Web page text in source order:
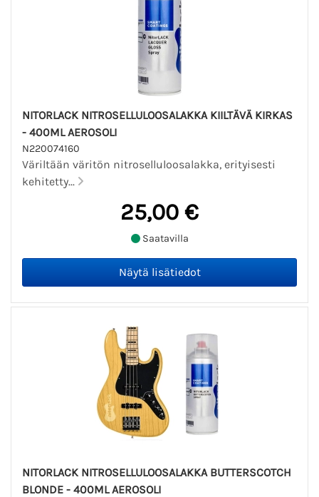
NITORLACK NITROSELLULOOSALAKKA KIILTÄVÄ KIRKAS
- 400ML AEROSOLI
N220074160
Väriltään väritön nitroselluloosalakka, erityisesti
kehitetty...
25,00 €
Saatavilla
NITORLACK NITROSELLULOOSALAKKA BUTTERSCOTCH
BLONDE - 400ML AEROSOLI